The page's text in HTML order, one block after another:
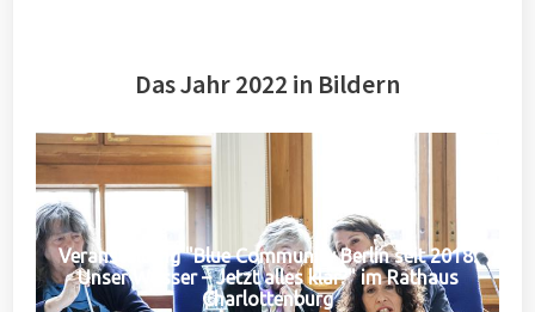
Das Jahr 2022 in Bildern
Veranstaltung "Blue Community Berlin seit 2018:
Unser Wasser – Jetzt alles klar?" im Rathaus
Charlottenburg